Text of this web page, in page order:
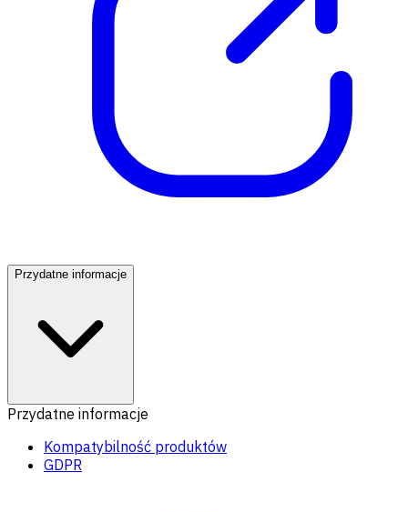
Przydatne informacje
Przydatne informacje
Kompatybilność produktów
GDPR